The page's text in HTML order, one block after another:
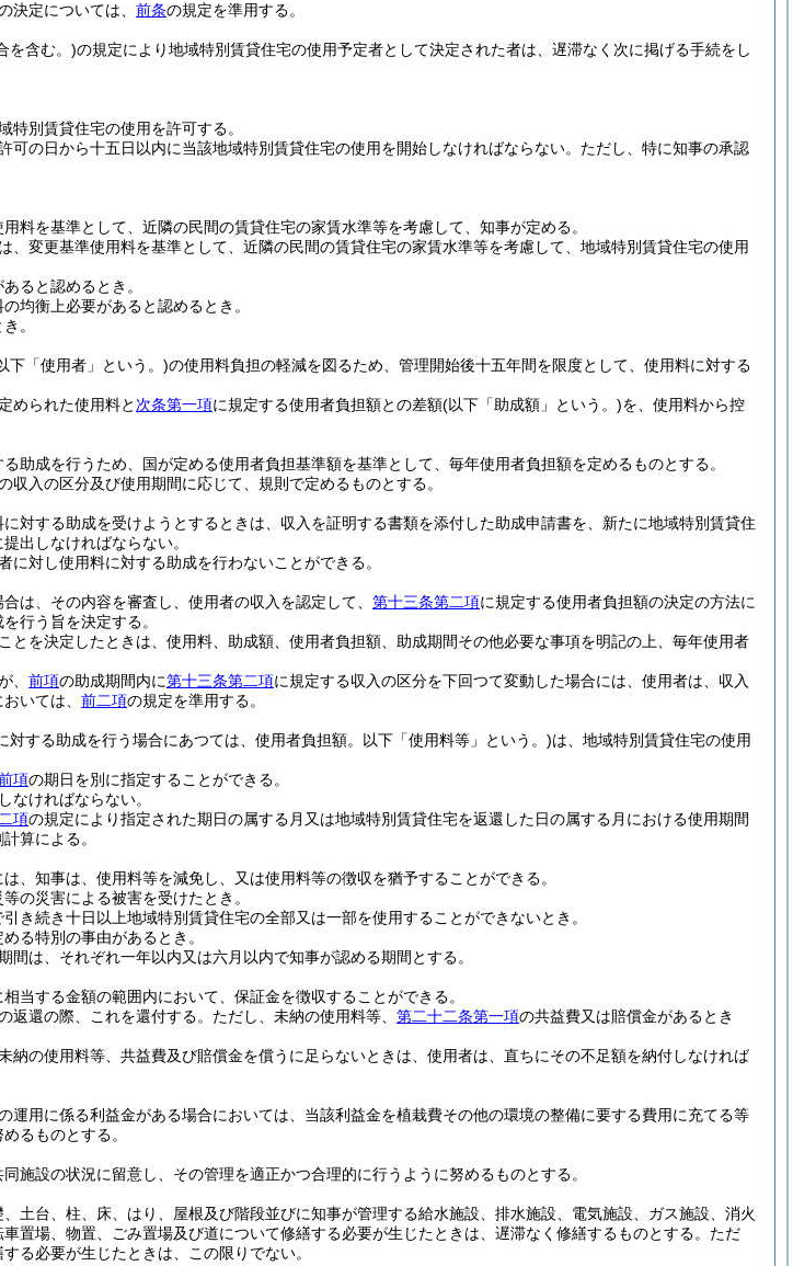
決定については、 前条の規定を準用する。
を含む。)の規定により地域特別賃貸住宅の使用予定者として決定された者は、遅滞なく次に掲げる手続をし
特別賃貸住宅の使用を許可する。
の日から十五日以内に当該地域特別賃貸住宅の使用を開始しなければならない。 ただし、特に知事の承認
料を基準として、近隣の民間の賃貸住宅の家賃水準等を考慮して、知事が定める。
、変更基準使用料を基準として、近隣の民間の賃貸住宅の家賃水準等を考慮して、地域特別賃貸住宅の使用
ると認めるとき。
均衡上必要があると認めるとき。
。
下「使用者」という。)の使用料負担の軽減を図るため、管理開始後十五年間を限度として、使用料に対する
められた使用料と 次条第一項に規定する使用者負担額との差額(以下「助成額」という。)を、使用料から控
助成を行うため、国が定める使用者負担基準額を基準として、毎年使用者負担額を定めるものとする。
入の区分及び使用期間に応じて、規則で定めるものとする。
対する助成を受けようとするときは、収入を証明する書類を添付した助成申請書を、新たに地域特別賃貸住
出しなければならない。
に対し使用料に対する助成を行わないことができる。
は、その内容を審査し、使用者の収入を認定して、 第十三条第二項に規定する使用者負担額の決定の方法に
行う旨を決定する。
とを決定したときは、使用料、助成額、使用者負担額、助成期間その他必要な事項を明記の上、毎年使用者
、 前項の助成期間内に第十三条第二項に規定する収入の区分を下回つて変動した場合には、使用者は、収入
いては、 前二項の規定を準用する。
対する助成を行う場合にあつては、使用者負担額。以下「使用料等」という。)は、地域特別賃貸住宅の使用
項の期日を別に指定することができる。
なければならない。
項の規定により指定された期日の属する月又は地域特別賃貸住宅を返還した日の属する月における使用期間
算による。
、知事は、使用料等を減免し、又は使用料等の徴収を猶予することができる。
の災害による被害を受けたとき。
き続き十日以上地域特別賃貸住宅の全部又は一部を使用することができないとき。
る特別の事由があるとき。
間は、それぞれ一年以内又は六月以内で知事が認める期間とする。
当する金額の範囲内において、保証金を徴収することができる。
返還の際、これを還付する。 ただし、未納の使用料等、 第二十二条第一項の共益費又は賠償金があるとき
納の使用料等、共益費及び賠償金を償うに足らないときは、使用者は、直ちにその不足額を納付しなければ
運用に係る利益金がある場合においては、当該利益金を植栽費その他の環境の整備に要する費用に充てる等
るものとする。
施設の状況に留意し、その管理を適正かつ合理的に行うように努めるものとする。
土台、柱、床、はり、屋根及び階段並びに知事が管理する給水施設、排水施設、電気施設、ガス施設、消火
置場、物置、ごみ置場及び道について修繕する必要が生じたときは、遅滞なく修繕するものとする。 ただ
る必要が生じたときは、この限りでない。